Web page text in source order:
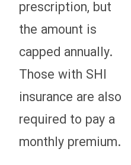
prescription, but
the amount is
capped annually.
Those with SHI
insurance are also
required to pay a
monthly premium.